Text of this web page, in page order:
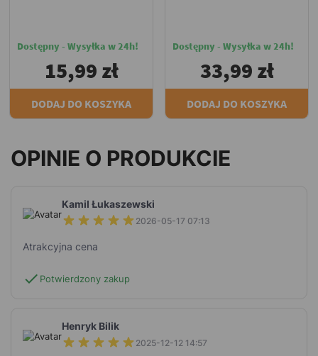
Dostępny - Wysyłka w 24h!
15,99 zł
DODAJ DO KOSZYKA
Dostępny - Wysyłka w 24h!
33,99 zł
DODAJ DO KOSZYKA
OPINIE O PRODUKCIE
Kamil Łukaszewski
2026-05-17 07:13
Atrakcyjna cena
check Potwierdzony zakup
Henryk Bilik
2025-12-12 14:57